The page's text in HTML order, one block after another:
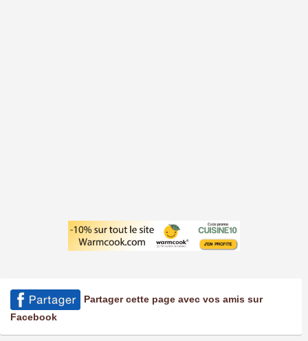
Partager cette page avec vos amis sur
Facebook